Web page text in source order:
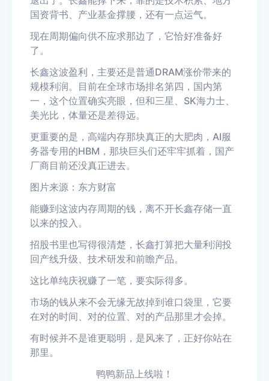
国资背书、产业基金撑腰，还有一点运气。
现在周期偏向供不应求那边了，它恰好准备好
了。
长鑫这波盈利，主要还是普通DRAM涨价带来的
规模利润。目前在全球市场排名第四，国内第
一，这个位置确实亮眼，但和三星、 SK海力士、
美光比，体量还是差得远。
更重要的是，高端内存那块真正的大肥肉， AI服
务器专用的HBM ，那块巨头们还牢牢抓着，国产
厂商目前还没真正进去。
图片来源：东方财富
能赚到这波内存周期的钱，离不开长鑫存储一直
以来的投入。
招股书里也写得很清楚，长鑫打算把大量利润投
回产线升级、技术研发和前瞻产品。
这比单纯庆祝赚了一笔，要实际得多。
市场的钱从来不会无缘无故掉到谁口袋里，它要
在对的时间、对的位置、对的产品那里才会掉。
有时候并不是谁更聪明，是风来了，正好你站在
那里。
鸭鸭新品上线啦！